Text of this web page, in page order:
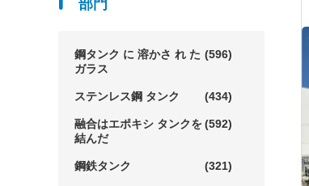
部門
鋼タンク に 溶かさ れ た
ガラス
(596)
ステンレス鋼 タンク (434)
融合はエポキシ タンクを
結んだ
(592)
鋼鉄タンク (321)